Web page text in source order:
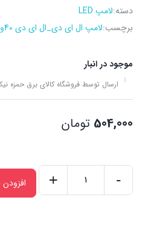
دسته:لامپ LED
برچسب:لامپ ال ای دی_ال ای دی 40وات_
موجود در انبار
ارسال توسط فروشگاه کالای برق حمزه
504,000 تومان
-
+